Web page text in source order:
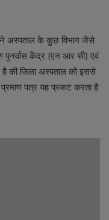
अस्पताल के कुछ विभाग जैसे
पुनर्वास केंद्र (एन आर सी) एवं
की जिला अस्पताल को इससे
पत्र यह प्रकट करता है